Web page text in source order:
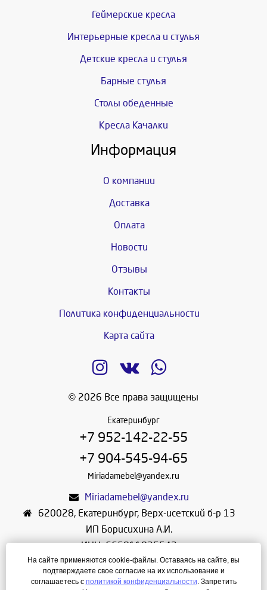
Геймерские кресла
Интерьерные кресла и стулья
Детские кресла и стулья
Барные стулья
Столы обеденные
Кресла Качалки
Информация
О компании
Доставка
Оплата
Новости
Отзывы
Контакты
Политика конфиденциальности
Карта сайта
© 2026 Все права защищены
Екатеринбург
+7 952-142-22-55
+7 904-545-94-65
Miriadamebel@yandex.ru
Miriadamebel@yandex.ru
620028, Екатеринбург, Верх-исетский б-р 13
ИП Борисихина А.И.
ИНН: 665811825542
ОГРНИП: 312665804600057
Режим работы: Ежедневно с 10-30 до 19-30
На сайте применяются cookie-файлы. Оставаясь на сайте, вы
подтверждаете свое согласие на их использование и
соглашаетесь с политикой конфиденциальности. Запретить